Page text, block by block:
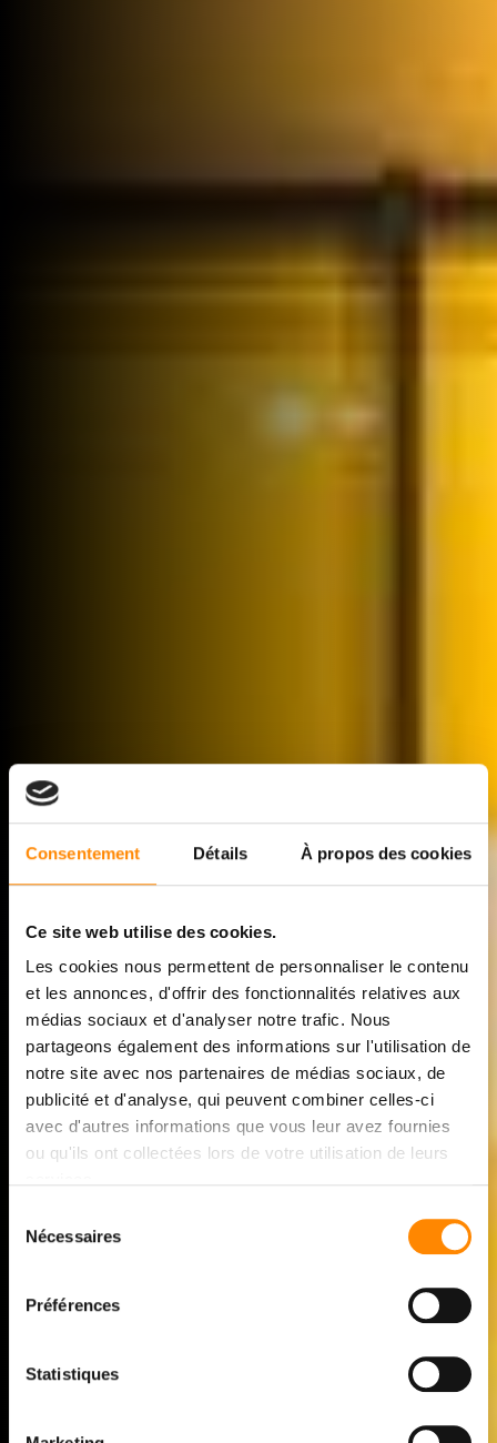
Consentement Détails À propos des cookies
Ce site web utilise des cookies.
Les cookies nous permettent de personnaliser le contenu
et les annonces, d'offrir des fonctionnalités relatives aux
médias sociaux et d'analyser notre trafic. Nous
partageons également des informations sur l'utilisation de
notre site avec nos partenaires de médias sociaux, de
publicité et d'analyse, qui peuvent combiner celles-ci
avec d'autres informations que vous leur avez fournies
ou qu'ils ont collectées lors de votre utilisation de leurs
Nécessaires
Préférences
Statistiques
RIVESTIMENTO IN
SEMPLICE. MODERNO.
INVISIBILE.
Techniclic , un moderno sistema di facciata in legno con